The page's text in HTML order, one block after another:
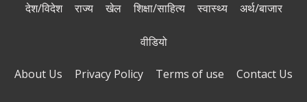
देश/विदेश राज्य खेल शिक्षा/साहित्य स्वास्थ्य अर्थ/बाजार
वीडियो
About Us Privacy Policy Terms of use Contact Us